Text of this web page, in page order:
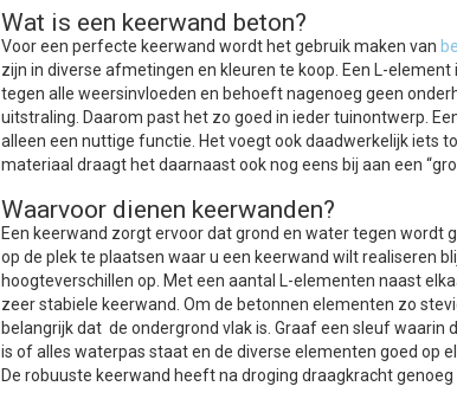
Wat is een keerwand beton?
Voor een perfecte keerwand wordt het gebruik maken van
zijn in diverse afmetingen en kleuren te koop. Een L-
tegen alle weersinvloeden en behoeft nagenoeg geen
uitstraling. Daarom past het zo goed in ieder tuinontwerp.
alleen een nuttige functie. Het voegt ook daadwerkelijk iets
materiaal draagt het daarnaast ook nog eens bij aan een
Waarvoor dienen keerwanden?
Een keerwand zorgt ervoor dat grond en water tegen wordt
op de plek te plaatsen waar u een keerwand wilt realiseren
hoogteverschillen op. Met een aantal L-elementen naast
zeer stabiele keerwand. Om de betonnen elementen zo
belangrijk dat de ondergrond vlak is. Graaf een sleuf
is of alles waterpas staat en de diverse elementen goed op
De robuuste keerwand heeft na droging draagkracht